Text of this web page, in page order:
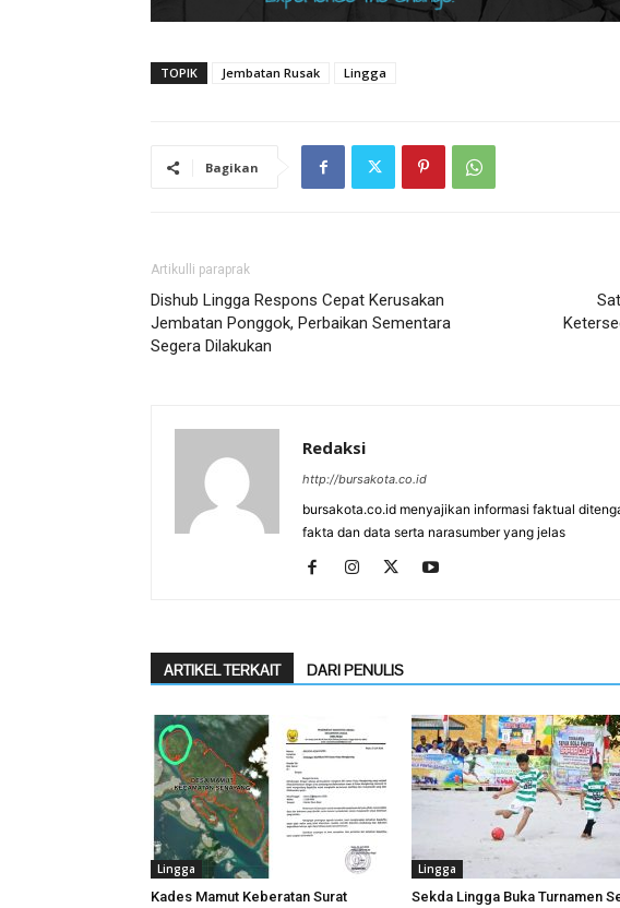
TOPIK Jembatan Rusak Lingga
Bagikan
Artikulli paraprak
Dishub Lingga Respons Cepat Kerusakan
Jembatan Ponggok, Perbaikan Sementara
Segera Dilakukan
Redaksi
http://bursakota.co.id
bursakota.co.id menyajikan informasi faktual
fakta dan data serta narasumber yang jelas
ARTIKEL TERKAIT DARI PENULIS
Lingga
Kades Mamut Keberatan Surat
Lingga
Sekda Lingga Buka Turnamen